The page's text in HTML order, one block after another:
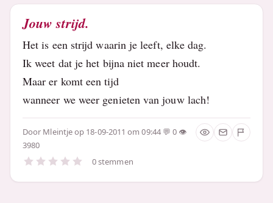
Jouw strijd.
Het is een strijd waarin je leeft, elke dag.
Ik weet dat je het bijna niet meer houdt.
Maar er komt een tijd
wanneer we weer genieten van jouw lach!
Door Mleintjeop 18-09-2011 om 09:44
0
3980
0 stemmen